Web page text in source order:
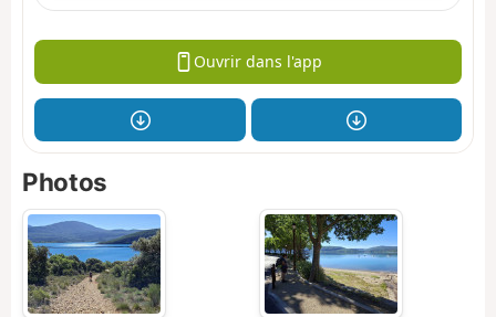
Ouvrir dans l'app
Photos